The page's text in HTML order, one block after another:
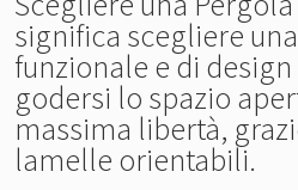
significa scegliere
funzionale e di
godersi lo spazio
massima libertà,
lamelle orientabili.